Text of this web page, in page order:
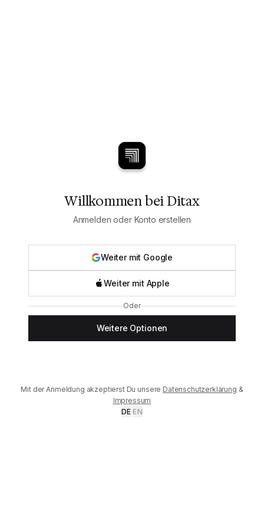
Willkommen bei Ditax
Anmelden oder Konto erstellen
Weiter mit Google
Weiter mit Apple
Oder
Weitere Optionen
Mit der Anmeldung akzeptierst Du unsere Datenschutzerklärung &
Impressum
DE·EN